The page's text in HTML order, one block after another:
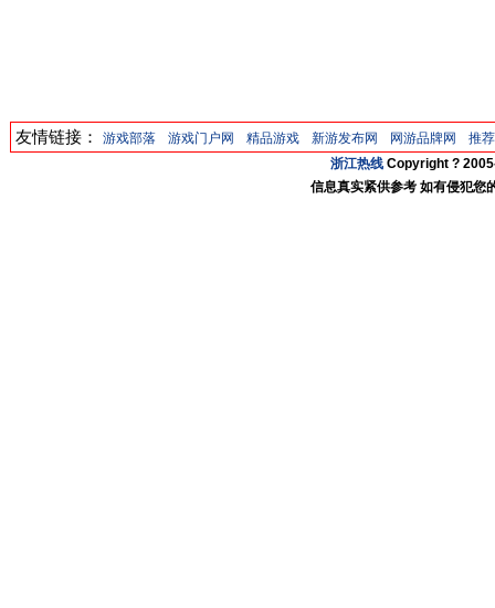
友情链接： 游戏部落 游戏门户网 精品游戏 新游发布网 网游品牌网
推
浙江热线Copyright ?
信息真实紧供参考 如有侵犯您